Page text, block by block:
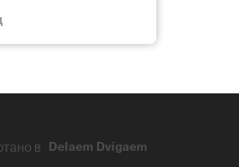
в Delaem Dvigaem